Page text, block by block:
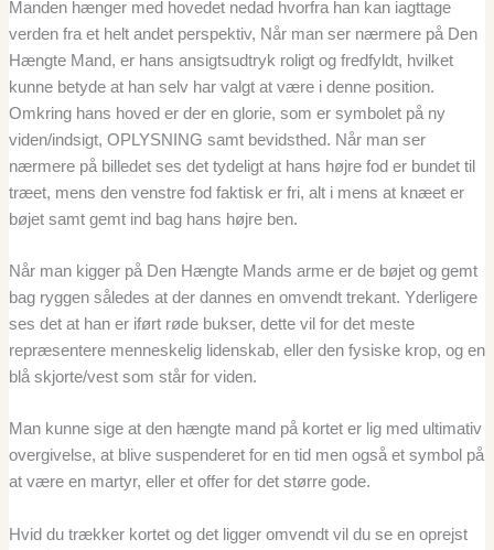
Manden hænger med hovedet nedad hvorfra han kan iagttage
verden fra et helt andet perspektiv, Når man ser nærmere på Den
Hængte Mand, er hans ansigtsudtryk roligt og fredfyldt, hvilket
kunne betyde at han selv har valgt at være i denne position.
Omkring hans hoved er der en glorie, som er symbolet på ny
viden/indsigt, OPLYSNING samt bevidsthed. Når man ser
nærmere på billedet ses det tydeligt at hans højre fod er bundet til
træet, mens den venstre fod faktisk er fri, alt i mens at knæet er
bøjet samt gemt ind bag hans højre ben.
Når man kigger på Den Hængte Mands arme er de bøjet og gemt
bag ryggen således at der dannes en omvendt trekant. Yderligere
ses det at han er iført røde bukser, dette vil for det meste
repræsentere menneskelig lidenskab, eller den fysiske krop, og en
blå skjorte/vest som står for viden.
Man kunne sige at den hængte mand på kortet er lig med ultimativ
overgivelse, at blive suspenderet for en tid men også et symbol på
at være en martyr, eller et offer for det større gode.
Hvid du trækker kortet og det ligger omvendt vil du se en oprejst